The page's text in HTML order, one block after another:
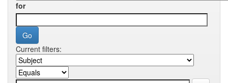
for
Current filters: